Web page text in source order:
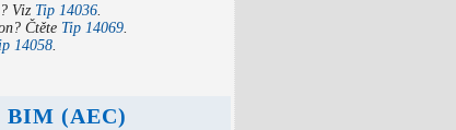
Viz Tip 14036.
Čtěte Tip 14069.
14058.
BIM (AEC)